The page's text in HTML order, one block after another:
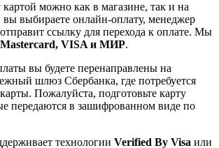
можно как в магазине, так и на
выбираете онлайн-оплату, менеджер
ссылку для перехода к оплате. Мы
Mastercard, VISA и МИР.
вы будете перенаправлены на
шлюз Сбербанка, где потребуется
Пожалуйста, подготовьте карту
передаются в зашифрованном виде по
технологии Verified By Visa или